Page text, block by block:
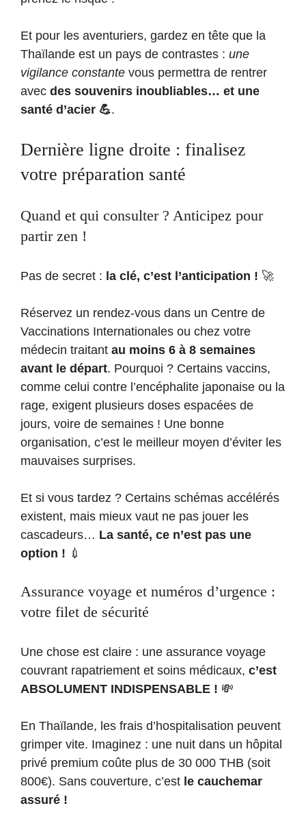
Et pour les aventuriers, gardez en tête que la
Thaïlande est un pays de contrastes : une
vigilance constante vous permettra de rentrer
avec des souvenirs inoubliables… et une
santé d’acier 💪.
Dernière ligne droite : finalisez
votre préparation santé
Quand et qui consulter ? Anticipez pour
partir zen !
Pas de secret : la clé, c’est l’anticipation ! 🚀
Réservez un rendez-vous dans un Centre de
Vaccinations Internationales ou chez votre
médecin traitant au moins 6 à 8 semaines
avant le départ. Pourquoi ? Certains vaccins,
comme celui contre l’encéphalite japonaise ou la
rage, exigent plusieurs doses espacées de
jours, voire de semaines ! Une bonne
organisation, c’est le meilleur moyen d’éviter les
mauvaises surprises.
Et si vous tardez ? Certains schémas accélérés
existent, mais mieux vaut ne pas jouer les
cascadeurs… La santé, ce n’est pas une
option ! 💉
Assurance voyage et numéros d’urgence :
votre filet de sécurité
Une chose est claire : une assurance voyage
couvrant rapatriement et soins médicaux, c’est
ABSOLUMENT INDISPENSABLE ! 💸
En Thaïlande, les frais d’hospitalisation peuvent
grimper vite. Imaginez : une nuit dans un hôpital
privé premium coûte plus de 30 000 THB (soit
800€). Sans couverture, c’est le cauchemar
assuré !